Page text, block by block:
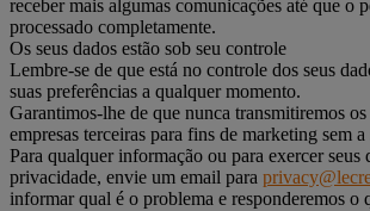
receber mais algumas comunicações até que o
processado completamente.
Os seus dados estão sob seu controle
Lembre-se de que está no controle dos seus
suas preferências a qualquer momento.
Garantimos-lhe de que nunca transmitiremos os
empresas terceiras para fins de marketing sem a
Para qualquer informação ou para exercer seus
privacidade, envie um email para
informar qual é o problema e responderemos o